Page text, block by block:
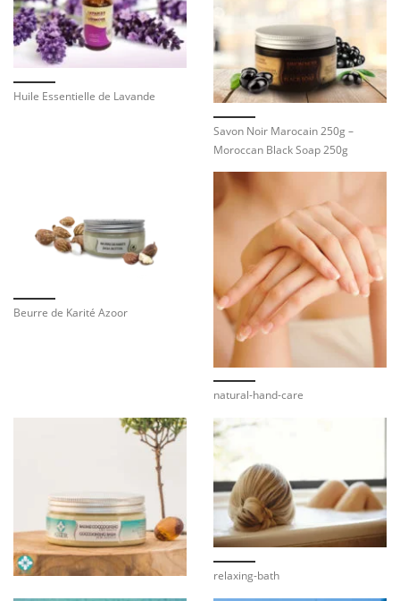
Huile Essentielle de Lavande
Savon Noir Marocain 250g –
Moroccan Black Soap 250g
Beurre de Karité Azoor
natural-hand-care
relaxing-bath